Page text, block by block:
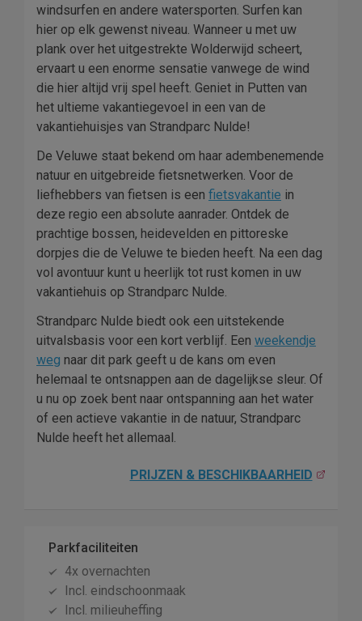
windsurfen en andere watersporten. Surfen kan
hier op elk gewenst niveau. Wanneer u met uw
plank over het uitgestrekte Wolderwijd scheert,
ervaart u een enorme sensatie vanwege de wind
die hier altijd vrij spel heeft. Geniet in Putten van
het ultieme vakantiegevoel in een van de
vakantiehuisjes van Strandparc Nulde!
De Veluwe staat bekend om haar adembenemende
natuur en uitgebreide fietsnetwerken. Voor de
liefhebbers van fietsen is een fietsvakantie in
deze regio een absolute aanrader. Ontdek de
prachtige bossen, heidevelden en pittoreske
dorpjes die de Veluwe te bieden heeft. Na een dag
vol avontuur kunt u heerlijk tot rust komen in uw
vakantiehuis op Strandparc Nulde.
Strandparc Nulde biedt ook een uitstekende
uitvalsbasis voor een kort verblijf. Een weekendje
weg naar dit park geeft u de kans om even
helemaal te ontsnappen aan de dagelijkse sleur. Of
u nu op zoek bent naar ontspanning aan het water
of een actieve vakantie in de natuur, Strandparc
Nulde heeft het allemaal.
PRIJZEN & BESCHIKBAARHEID
Parkfaciliteiten
4x overnachten
Incl. eindschoonmaak
Incl. milieuheffing